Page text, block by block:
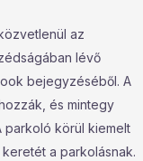
az
lévő
bejegyzéséből. A
és mintegy
parkoló körül kiemelt
a parkolásnak.